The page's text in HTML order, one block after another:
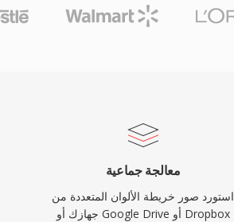
معالجة جماعية
استورد صور خريطة الألوان المتعددة من
جهازك أو Google Drive أو Dropbox